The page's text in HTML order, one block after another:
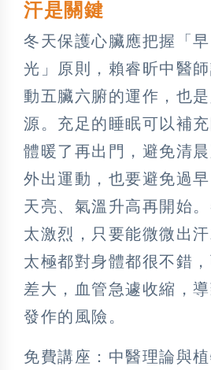
汗是關鍵
冬天保護心臟應把握「
光」原則，賴睿昕中醫
動五臟六腑的運作，也
源。充足的睡眠可以補
體暖了再出門，避免清
外出運動，也要避免過
天亮、氣溫升高再開始
太激烈，只要能微微出
太極都對身體都很不錯
差大，血管急遽收縮，
發作的風險。
免費講座：中醫理論與